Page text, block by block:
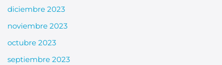
diciembre 2023
noviembre 2023
octubre 2023
septiembre 2023